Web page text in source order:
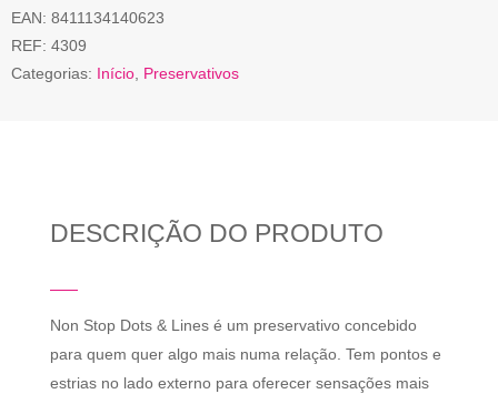
EAN: 8411134140623
REF: 4309
Categorias: Início Preservativos
DESCRIÇÃO DO PRODUTO
Non Stop Dots & Lines é um preservativo concebido
para quem quer algo mais numa relação. Tem pontos e
estrias no lado externo para oferecer sensações mais